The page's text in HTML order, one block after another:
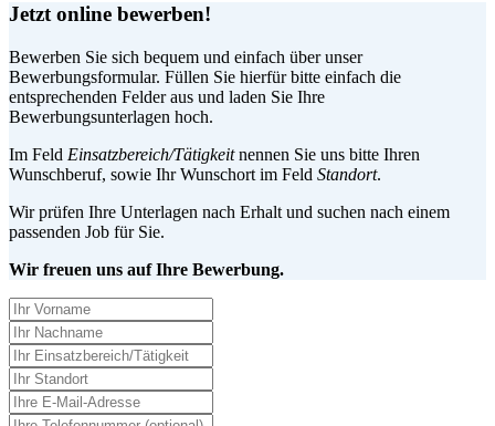
Jetzt online bewerben!
Bewerben Sie sich bequem und einfach über unser
Bewerbungsformular. Füllen Sie hierfür bitte einfach die
entsprechenden Felder aus und laden Sie Ihre
Bewerbungsunterlagen hoch.
Im Feld Einsatzbereich/Tätigkeitnennen Sie uns bitte Ihren
Wunschberuf, sowie Ihr Wunschort im Feld Standort.
Wir prüfen Ihre Unterlagen nach Erhalt und suchen nach einem
passenden Job für Sie.
Wir freuen uns auf Ihre Bewerbung.